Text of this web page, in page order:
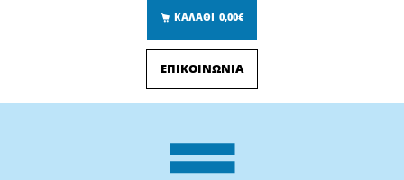
ΚΑΛΑΘΙ 0,00€
ΕΠΙΚΟΙΝΩΝΙΑ
Menu